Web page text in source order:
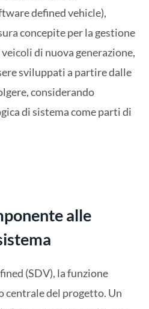
defined vehicle),
concepite per la gestione
di nuova generazione,
sviluppati a partire dalle
considerando
di sistema come parti di
alle
(SDV), la funzione
centrale del progetto. Un